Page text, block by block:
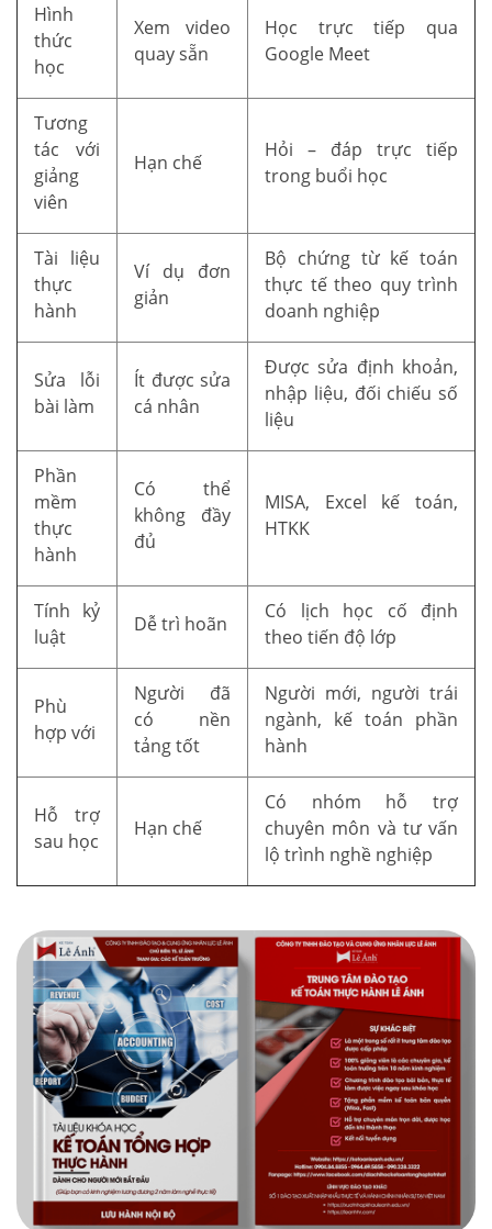
Hình
thức
học
Xem video
quay sẵn
Học trực tiếp qua
Google Meet
Tương
tác với
giảng
viên
Hạn chế
Hỏi – đáp trực tiếp
trong buổi học
Tài liệu
thực
hành
Ví dụ đơn
giản
Bộ chứng từ kế toán
thực tế theo quy trình
doanh nghiệp
Sửa lỗi
bài làm
Ít được sửa
cá nhân
Được sửa định khoản,
nhập liệu, đối chiếu số
liệu
Phần
mềm
thực
hành
Có thể
không đầy
đủ
MISA, Excel kế toán,
HTKK
Tính kỷ
luật
Dễ trì hoãn
Có lịch học cố định
theo tiến độ lớp
Phù
hợp với
Người đã
có nền
tảng tốt
Người mới, người trái
ngành, kế toán phần
hành
Hỗ trợ
sau học
Hạn chế
Có nhóm hỗ trợ
chuyên môn và tư vấn
lộ trình nghề nghiệp